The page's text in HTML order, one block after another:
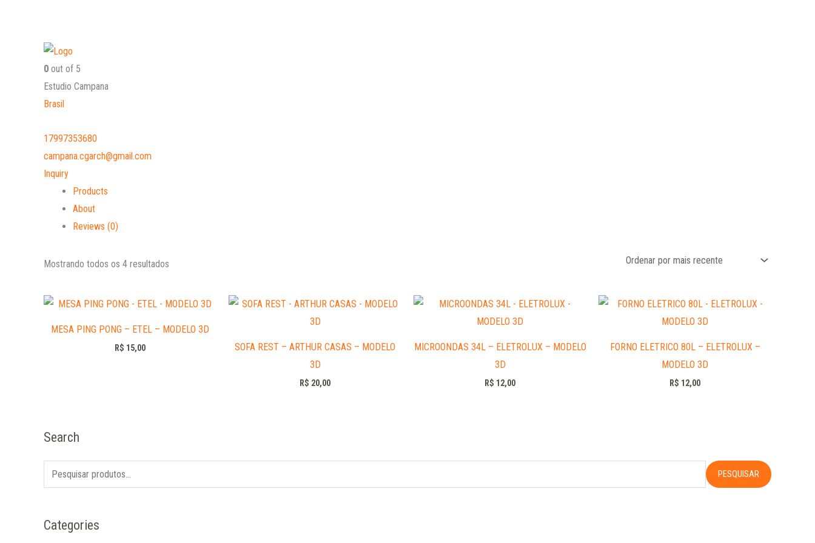
0 out of 5
Estudio Campana
Brasil
17997353680
campana.cgarch@gmail.com
Inquiry
Products
About
Reviews (0)
Mostrando todos os 4 resultados
MESA PING PONG – ETEL – MODELO 3D
R$ 15,00
SOFA REST – ARTHUR CASAS – MODELO
3D
R$ 20,00
MICROONDAS 34L – ELETROLUX – MODELO
3D
R$ 12,00
FORNO ELETRICO 80L – ELETROLUX –
MODELO 3D
R$ 12,00
Search
PESQUISAR
Categories